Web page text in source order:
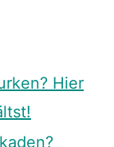
Hier